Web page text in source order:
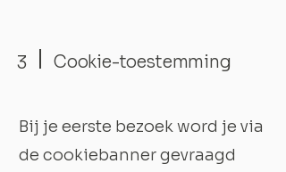
3 Cookie-toestemming
Bij je eerste bezoek word je via
de cookiebanner gevraagd